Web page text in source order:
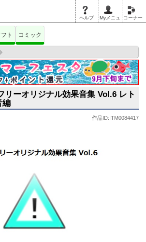
ヘルプ Myメニュ コーナー
ト コミック
効果音集 Vol.6 レトロゲーム風効果音編
リーオリジナル効果音集 Vol.6 レト
編
作品ID:ITM0084417